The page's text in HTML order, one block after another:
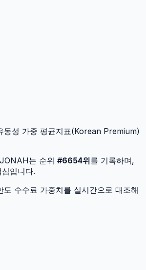
동성 가중 평균지표(Korean Premium)
JONAH는 순위 #6654위를 기록하며,
입니다.
수수료 가중치를 실시간으로 대조해